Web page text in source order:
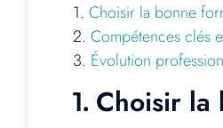
1. Choisir la bonne
2. Compétences clés
3. Évolution
1. Choisir